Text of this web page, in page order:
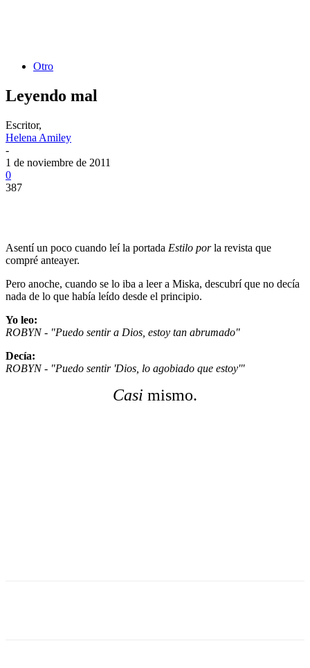
Otro
Leyendo mal
Escritor,
Helena Amiley
-
1 de noviembre de 2011
0
387
Asentí un poco cuando leí la portada Estilo porla revista que
compré anteayer.
Pero anoche, cuando se lo iba a leer a Miska, descubrí que no decía
nada de lo que había leído desde el principio.
Yo leo:
ROBYN - "Puedo sentir a Dios, estoy tan abrumado"
Decía:
ROBYN - "Puedo sentir 'Dios, lo agobiado que estoy'"
Casi mismo.